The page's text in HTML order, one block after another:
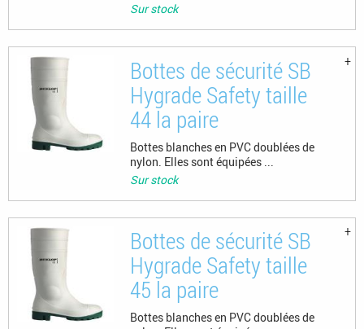
Sur stock
Bottes de sécurité SB
Hygrade Safety taille
44 la paire
Bottes blanches en PVC doublées de
nylon. Elles sont équipées ...
Sur stock
Bottes de sécurité SB
Hygrade Safety taille
45 la paire
Bottes blanches en PVC doublées de